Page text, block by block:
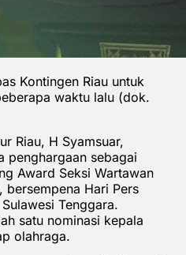
Kontingen Riau untuk
waktu lalu (dok.
Riau, H Syamsuar,
penghargaan sebagai
Award Seksi Wartawan
bersempena Hari Pers
Tenggara.
satu nominasi kepala
olahraga.